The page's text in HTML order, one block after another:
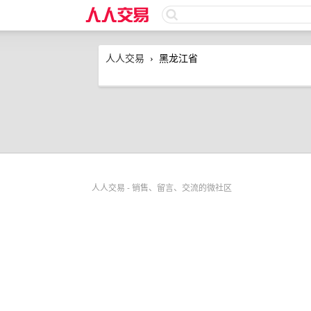
人人交易 › 黑龙江省
人人交易 - 销售、留言、交流的微社区